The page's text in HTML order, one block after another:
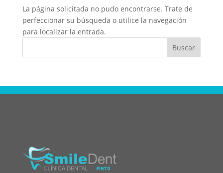
La página solicitada no pudo encontrarse. Trate de
perfeccionar su búsqueda o utilice la navegación
para localizar la entrada.
Buscar